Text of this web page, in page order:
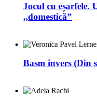
Jocul cu eșarfele.
,,domestică”
Basm invers (Din